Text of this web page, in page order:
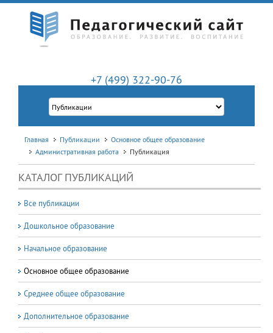
+7 (499) 322-90-76
Главная Публикации
Основное общее образование
Административная работа
Публикация
КАТАЛОГ ПУБЛИКАЦИЙ
Все публикации
Дошкольное образование
Начальное образование
Основное общее образование
Среднее общее образование
Дополнительное образование